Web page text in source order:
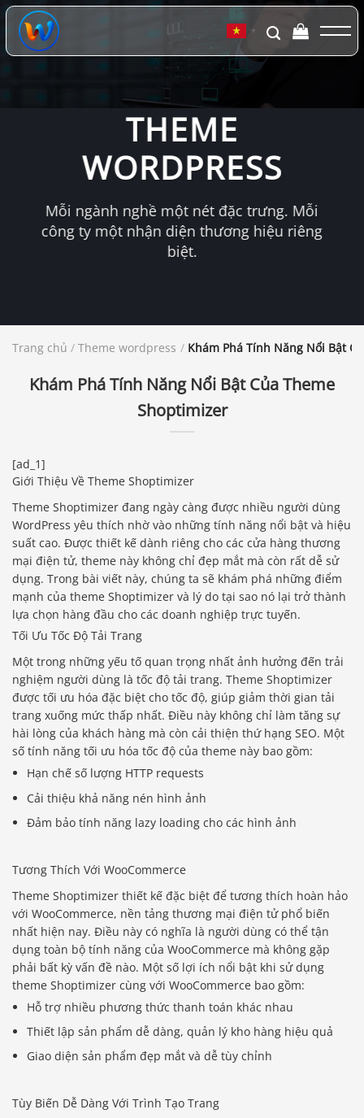
Chuyển
đến
dung
▼
THEME
WORDPRESS
Mỗi ngành nghề một nét đặc trưng. Mỗi
công ty một nhận diện thương hiệu riêng
biệt.
Trang chủ / Theme wordpress / Khám Phá Tính Năng Nổi Bật
Khám Phá Tính Năng Nổi Bật Của Theme
Shoptimizer
[ad_1]
Giới Thiệu Về Theme Shoptimizer
Theme Shoptimizer đang ngày càng được nhiều người dùng
WordPress yêu thích nhờ vào những tính năng nổi bật và hiệu
suất cao. Được thiết kế dành riêng cho các cửa hàng thương
mại điện tử, theme này không chỉ đẹp mắt mà còn rất dễ sử
dụng. Trong bài viết này, chúng ta sẽ khám phá những điểm
mạnh của theme Shoptimizer và lý do tại sao nó lại trở thành
lựa chọn hàng đầu cho các doanh nghiệp trực tuyến.
Tối Ưu Tốc Độ Tải Trang
Một trong những yếu tố quan trọng nhất ảnh hưởng đến trải
nghiệm người dùng là tốc độ tải trang. Theme Shoptimizer
được tối ưu hóa đặc biệt cho tốc độ, giúp giảm thời gian tải
trang xuống mức thấp nhất. Điều này không chỉ làm tăng sự
hài lòng của khách hàng mà còn cải thiện thứ hạng SEO. Một
số tính năng tối ưu hóa tốc độ của theme này bao gồm:
Hạn chế số lượng HTTP requests
Cải thiệu khả năng nén hình ảnh
Đảm bảo tính năng lazy loading cho các hình ảnh
Tương Thích Với WooCommerce
Theme Shoptimizer thiết kế đặc biệt để tương thích hoàn hảo
với WooCommerce, nền tảng thương mại điện tử phổ biến
nhất hiện nay. Điều này có nghĩa là người dùng có thể tận
dụng toàn bộ tính năng của WooCommerce mà không gặp
phải bất kỳ vấn đề nào. Một số lợi ích nổi bật khi sử dụng
theme Shoptimizer cùng với WooCommerce bao gồm:
Hỗ trợ nhiều phương thức thanh toán khác nhau
Thiết lập sản phẩm dễ dàng, quản lý kho hàng hiệu quả
Giao diện sản phẩm đẹp mắt và dễ tùy chỉnh
Tùy Biến Dễ Dàng Với Trình Tạo Trang